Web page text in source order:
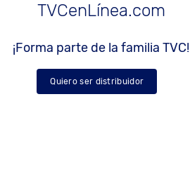
TVCenLínea.com
¡Forma parte de la familia TVC!
Quiero ser distribuidor